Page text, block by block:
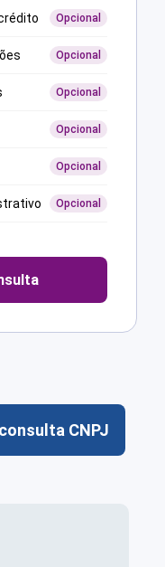
Opcional
Opcional
Opcional
Opcional
Opcional
Opcional
CNPJ